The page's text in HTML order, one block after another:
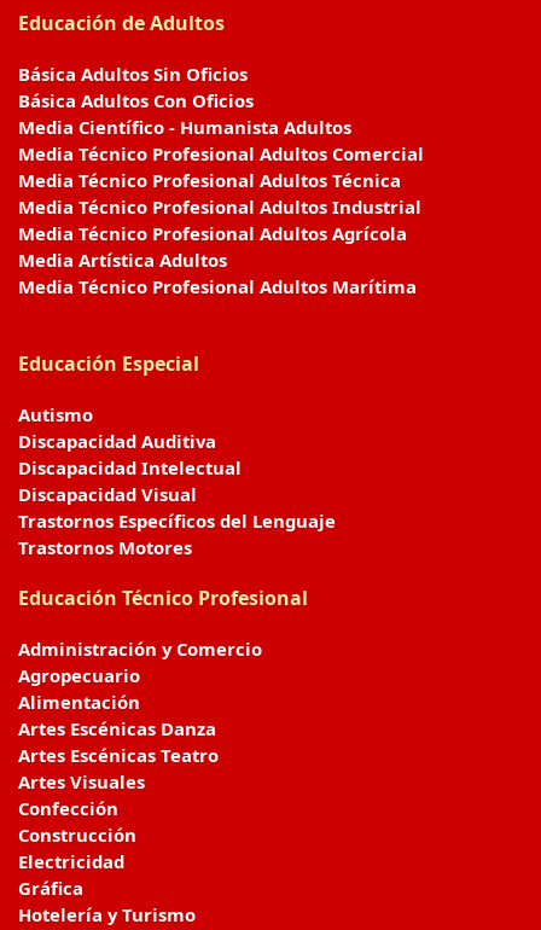
Educación de Adultos
Básica Adultos Sin Oficios
Básica Adultos Con Oficios
Media Científico - Humanista Adultos
Media Técnico Profesional Adultos Comercial
Media Técnico Profesional Adultos Técnica
Media Técnico Profesional Adultos Industrial
Media Técnico Profesional Adultos Agrícola
Media Artística Adultos
Media Técnico Profesional Adultos Marítima
Educación Especial
Autismo
Discapacidad Auditiva
Discapacidad Intelectual
Discapacidad Visual
Trastornos Específicos del Lenguaje
Trastornos Motores
Educación Técnico Profesional
Administración y Comercio
Agropecuario
Alimentación
Artes Escénicas Danza
Artes Escénicas Teatro
Artes Visuales
Confección
Construcción
Electricidad
Gráfica
Hotelería y Turismo